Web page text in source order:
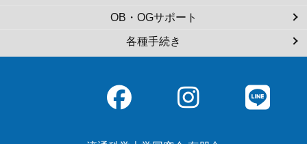
OB・OGサポート
各種手続き